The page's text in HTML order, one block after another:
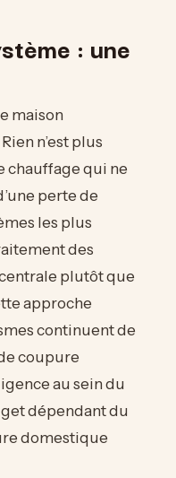
: une
maison
n’est plus
chauffage qui ne
perte de
les plus
des
plutôt que
approche
continuent de
coupure
au sein du
dépendant du
domestique